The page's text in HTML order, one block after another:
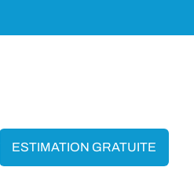
ESTIMATION GRATUITE